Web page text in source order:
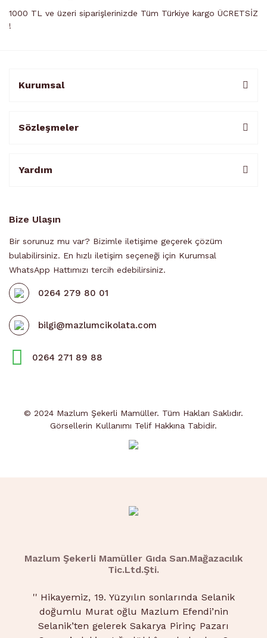
1000 TL ve üzeri siparişlerinizde Tüm Türkiye kargo ÜCRETSİZ
!
Kurumsal
Sözleşmeler
Yardım
Bize Ulaşın
Bir sorunuz mu var? Bizimle iletişime geçerek çözüm
bulabilirsiniz. En hızlı iletişim seçeneği için Kurumsal
WhatsApp Hattımızı tercih edebilirsiniz.
0264 279 80 01
bilgi@mazlumcikolata.com
0264 271 89 88
© 2024 Mazlum Şekerli Mamüller. Tüm Hakları Saklıdır.
Görsellerin Kullanımı Telif Hakkına Tabidir.
Mazlum Şekerli Mamüller Gıda San.Mağazacılık
Tic.Ltd.Şti.
'' Hikayemiz, 19. Yüzyılın sonlarında Selanik
doğumlu Murat oğlu Mazlum Efendi’nin
Selanik’ten gelerek Sakarya Pirinç Pazarı